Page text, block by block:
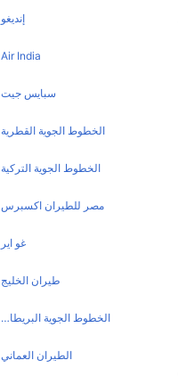
إنديغو
Air India
سبايس جيت
الخطوط الجوية القطرية
الخطوط الجوية التركية
مصر للطيران اكسبرس
غو اير
طيران الخليج
الخطوط الجوية البريطانية
الطيران العماني